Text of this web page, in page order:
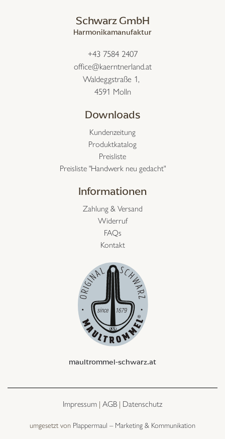
Schwarz GmbH
Harmonikamanufaktur
+43 7584 2407
office@kaerntnerland.at
Waldeggstraße 1,
4591 Molln
Downloads
Kundenzeitung
Produktkatalog
Preisliste
Preisliste "Handwerk neu gedacht"
Informationen
Zahlung & Versand
Widerruf
FAQs
Kontakt
maultrommel-schwarz.at
Impressum | AGB | Datenschutz
umgesetzt von Plappermaul – Marketing & Kommunikation